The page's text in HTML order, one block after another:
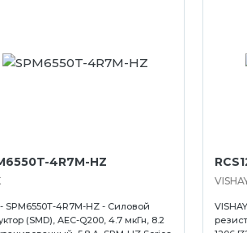
4R7M-HZ
SPM6550T-4R7M-HZ - Силовой
(SMD), AEC-Q200, 4.7 мкГн, 8.2